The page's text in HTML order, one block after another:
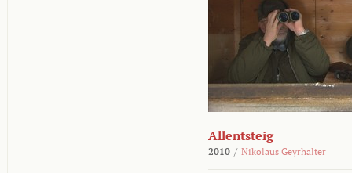
Allentsteig
2010 / Nikolaus Geyrhalter